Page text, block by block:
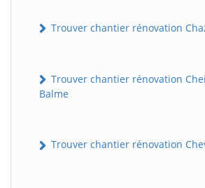
Trouver chantier rénovation
Trouver chantier rénovation
Balme
Trouver chantier rénovation